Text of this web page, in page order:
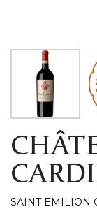
SAINT EMILION